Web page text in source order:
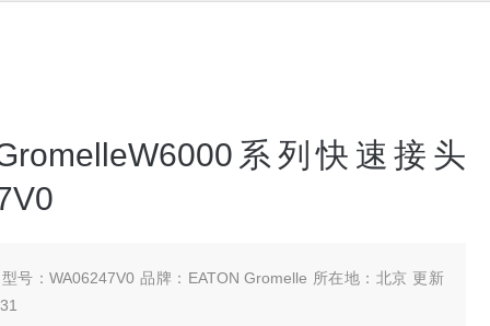
系列快速接头
号：WA06247V0 品牌：EATON Gromelle 所在地：北京 更新